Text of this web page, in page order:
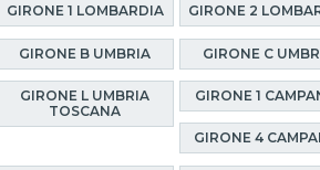
GIRONE 1 LOMBARDIA GIRONE 2
GIRONE B UMBRIA GIRONE C
GIRONE L UMBRIA
TOSCANA
GIRONE 1
GIRONE 4